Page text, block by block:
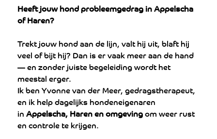
Heeft jouw hond probleemgedrag in Appelscha
of Haren?
Trekt jouw hond aan de lijn, valt hij uit, blaft hij
veel of bijt hij? Dan is er vaak meer aan de hand
— en zonder juiste begeleiding wordt het
meestal erger.
Ik ben Yvonne van der Meer, gedragstherapeut,
en ik help dagelijks hondeneigenaren
in Appelscha, Haren en omgeving om weer rust
en controle te krijgen.